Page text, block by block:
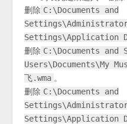
删除 C:\Documents and
Settings\Application
删除 C:\Documents
Users\Documents\My
飞.wma 。
删除 C:\Documents and
Settings\Application